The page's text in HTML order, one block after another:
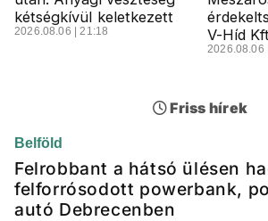
kétségkívül keletkezett
2026.08.06 | 21:18
V-Híd
2026.08.06
Friss hírek
Belföld
Felrobbant a hátsó ülésen
felforrósodott powerbank,
autó Debrecenben